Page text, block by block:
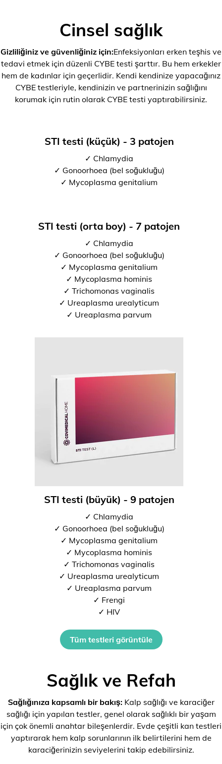
Cinsel sağlık
Gizliliğiniz ve güvenliğiniz için:Enfeksiyonları erken teşhis ve
tedavi etmek için düzenli CYBE testi şarttır. Bu hem erkekler
hem de kadınlar için geçerlidir. Kendi kendinize yapacağınız
CYBE testleriyle, kendinizin ve partnerinizin sağlığını
korumak için rutin olarak CYBE testi yaptırabilirsiniz.
STI testi (küçük) - 3 patojen
✓ Chlamydia
✓ Gonoorhoea (bel soğukluğu)
✓ Mycoplasma genitalium
STI testi (orta boy) - 7 patojen
✓ Chlamydia
✓ Gonoorhoea (bel soğukluğu)
✓ Mycoplasma genitalium
✓ Mycoplasma hominis
✓ Trichomonas vaginalis
✓ Ureaplasma urealyticum
✓ Ureaplasma parvum
STI testi (büyük) - 9 patojen
✓ Chlamydia
✓ Gonoorhoea (bel soğukluğu)
✓ Mycoplasma genitalium
✓ Mycoplasma hominis
✓ Trichomonas vaginalis
✓ Ureaplasma urealyticum
✓ Ureaplasma parvum
✓ Frengi
✓ HIV
Tüm testleri görüntüle
Sağlık ve Refah
Sağlığınıza kapsamlı bir bakış:Kalp sağlığı ve karaciğer
sağlığı için yapılan testler, genel olarak sağlıklı bir yaşam
için çok önemli anahtar bileşenlerdir. Evde çeşitli kan testleri
yaptırarak hem kalp sorunlarının ilk belirtilerini hem de
karaciğerinizin seviyelerini takip edebilirsiniz.